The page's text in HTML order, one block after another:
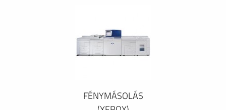
FÉNYMÁSOLÁS